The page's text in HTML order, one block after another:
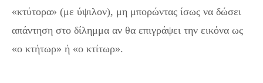
«κτύτορα» (με ύψιλον), μη μπορώντας ίσως να δώσει
απάντηση στο δίλημμα αν θα επιγράψει την εικόνα ως
«ο κτήτωρ» ή «ο κτίτωρ».